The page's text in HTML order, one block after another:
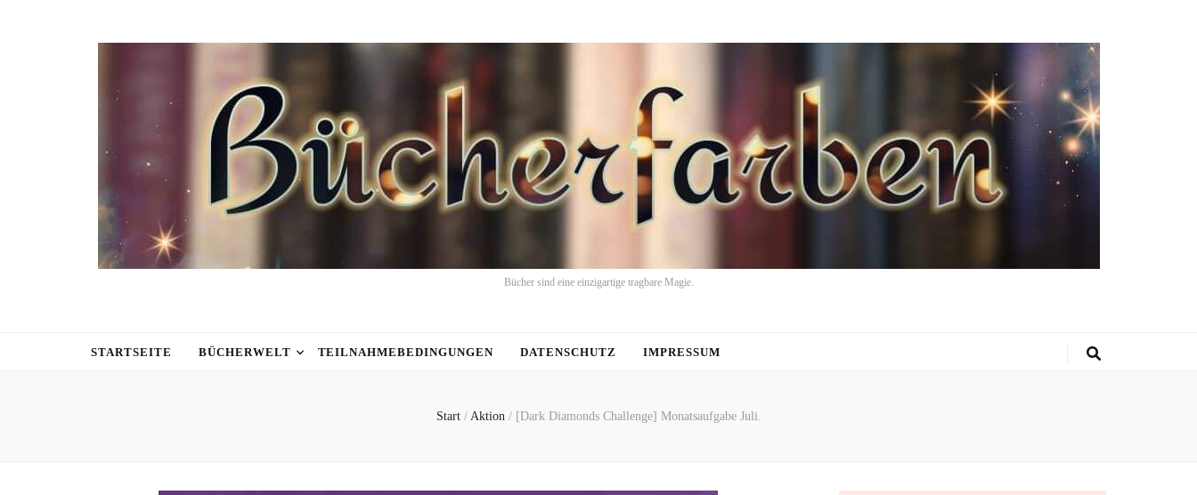
Bücher sind eine einzigartige tragbare Magie.
STARTSEITE BÜCHERWELT TEILNAHMEBEDINGUNGEN DATENSCHUTZ IMPRESSUM
Start / Aktion / [Dark Diamonds Challenge] Monatsaufgabe Juli.